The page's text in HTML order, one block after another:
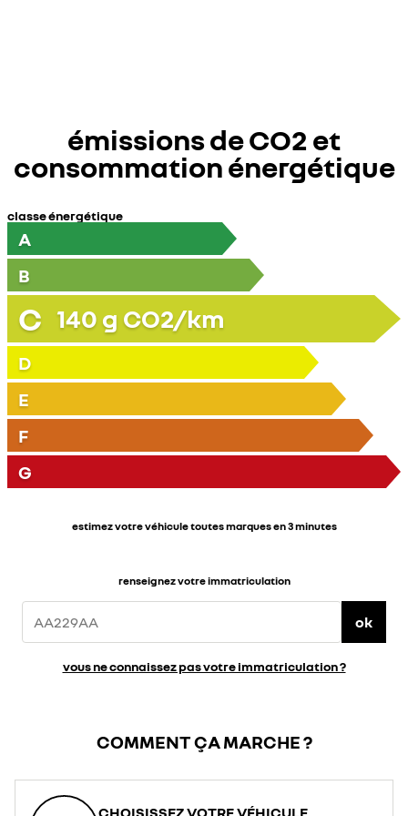
émissions de CO2 et
consommation énergétique
classe énergétique
A
B
C 140 g CO2/km
D
E
F
G
estimez votre véhicule toutes marques en 3 minutes
renseignez votre immatriculation
ok
vous ne connaissez pas votre immatriculation ?
COMMENT ÇA MARCHE ?
CHOISISSEZ VOTRE VÉHICULE